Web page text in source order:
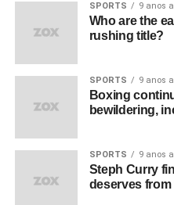
SPORTS 9 anos
Who are the
rushing title?
SPORTS 9 anos
Boxing
bewildering,
SPORTS 9 anos
Steph Curry
deserves from